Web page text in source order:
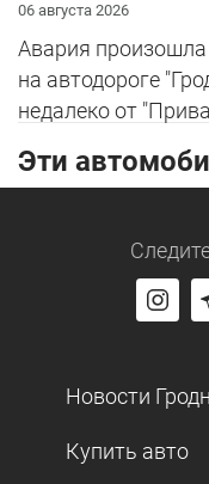
06 августа 2026
Авария произошла
на автодороге
недалеко от
Эти
Новости
Купить авто